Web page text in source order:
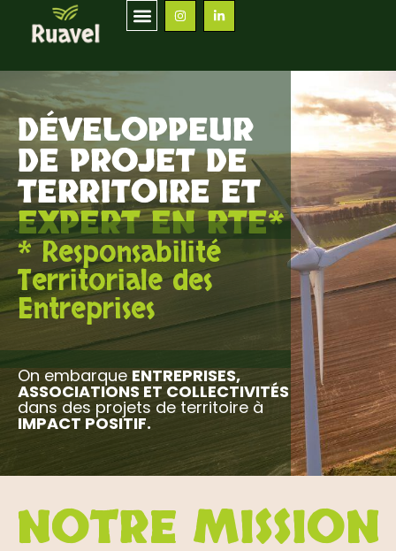
DÉVELOPPEUR
DE PROJET DE
TERRITOIRE ET
EXPERT EN RTE*
* Responsabilité
Territoriale des
Entreprises
On embarqueENTREPRISES,
ASSOCIATIONS ET COLLECTIVITÉS
dans des projets de territoire à
IMPACT POSITIF.
NOTRE MISSION